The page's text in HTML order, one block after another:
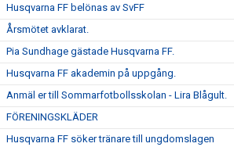
Husqvarna FF belönas av SvFF
Årsmötet avklarat.
Pia Sundhage gästade Husqvarna FF.
Husqvarna FF akademin på uppgång.
Anmäl er till Sommarfotbollsskolan - Lira Blågult.
FÖRENINGSKLÄDER
Husqvarna FF söker tränare till ungdomslagen